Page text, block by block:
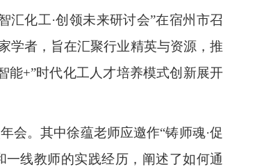
汇化工·创领未来研讨会”在宿州市召
学者，旨在汇聚行业精英与资源，推
能+”时代化工人才培养模式创新展开
会。其中徐蕴老师应邀作“铸师魂·促
线教师的实践经历，阐述了如何通